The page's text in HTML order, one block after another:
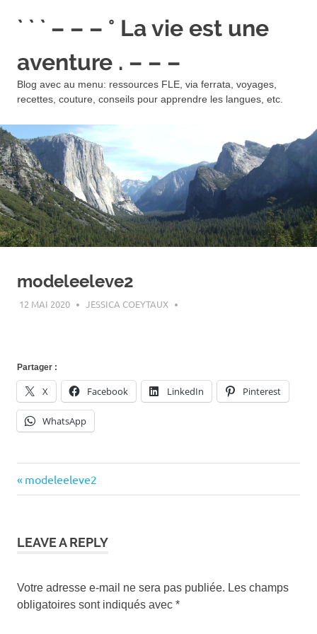
` ` ` – – – ° La vie est une
aventure . – – –
Blog avec au menu: ressources FLE, via ferrata, voyages,
recettes, couture, conseils pour apprendre les langues, etc.
modeleeleve2
12 MAI 2020 JESSICA COEYTAUX
Partager :
X Facebook LinkedIn Pinterest
WhatsApp
Navigation
l’article
Previous
Post:
modeleeleve2
LEAVE A REPLY
Votre adresse e-mail ne sera pas publiée. Les champs
obligatoires sont indiqués avec *